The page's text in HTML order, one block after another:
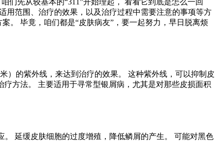
用范围、治疗的效果，以及治疗过程中需要注意的事项等方
。 毕竟，咱们都是“皮肤病友”，要一起努力，早日脱离烦
）的紫外线，来达到治疗的效果。 这种紫外线，可以抑制皮
方法。 主要适用于寻常型银屑病，尤其是对那些皮损面积
延缓皮肤细胞的过度增殖，降低鳞屑的产生。 可能对黑色